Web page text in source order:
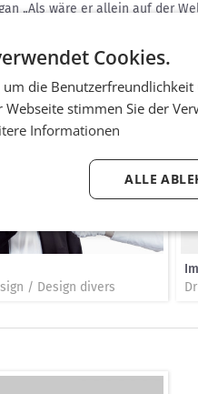
„Als wäre er allein auf der
Kino- und Online-Clips,
/ Design divers
Cookies.
die
stimmen Sie der
Informationen
ALLE